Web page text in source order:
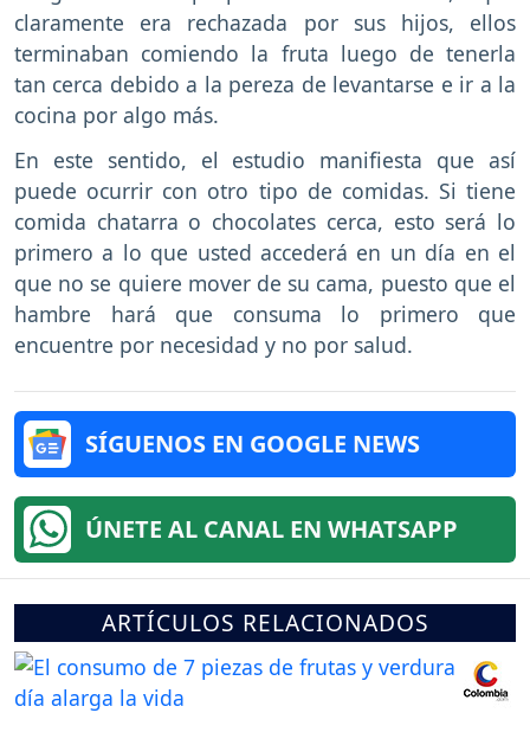
claramente era rechazada por sus hijos, ellos
terminaban comiendo la fruta luego de tenerla
tan cerca debido a la pereza de levantarse e ir a la
cocina por algo más.
En este sentido, el estudio manifiesta que así
puede ocurrir con otro tipo de comidas. Si tiene
comida chatarra o chocolates cerca, esto será lo
primero a lo que usted accederá en un día en el
que no se quiere mover de su cama, puesto que el
hambre hará que consuma lo primero que
encuentre por necesidad y no por salud.
SÍGUENOS EN GOOGLE NEWS
ÚNETE AL CANAL EN WHATSAPP
ARTÍCULOS RELACIONADOS